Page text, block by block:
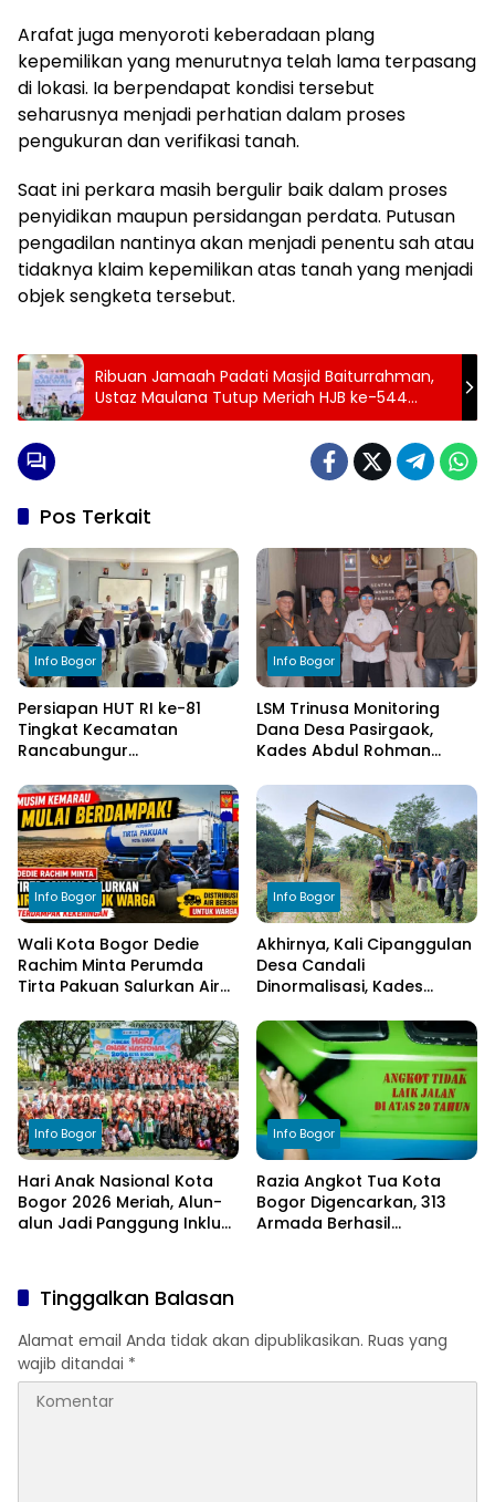
Arafat juga menyoroti keberadaan plang
kepemilikan yang menurutnya telah lama terpasang
di lokasi. Ia berpendapat kondisi tersebut
seharusnya menjadi perhatian dalam proses
pengukuran dan verifikasi tanah.
Saat ini perkara masih bergulir baik dalam proses
penyidikan maupun persidangan perdata. Putusan
pengadilan nantinya akan menjadi penentu sah atau
tidaknya klaim kepemilikan atas tanah yang menjadi
objek sengketa tersebut.
Ribuan Jamaah Padati Masjid Baiturrahman,
Ustaz Maulana Tutup Meriah HJB ke-544
Rancabungur
Pos Terkait
Info Bogor
Persiapan HUT RI ke-81
Tingkat Kecamatan
Rancabungur
Cimulang, Libatkan Seluruh
Elemen Masyarakat
Info Bogor
LSM Trinusa Monitoring
Dana Desa Pasirgaok,
Kades Abdul Rohman
Transparansi Pengelolaan
Anggaran
Info Bogor
Wali Kota Bogor Dedie
Rachim Minta Perumda
Tirta Pakuan Salurkan Air
Terdampak Kekeringan
Info Bogor
Akhirnya, Kali Cipanggulan
Desa Candali
Dinormalisasi, Kades
kepada Bupati Bogor
Info Bogor
Hari Anak Nasional Kota
Bogor 2026 Meriah, Alun-
alun Jadi Panggung Inklusi
Info Bogor
Razia Angkot Tua Kota
Bogor Digencarkan, 313
Armada Berhasil
Tinggalkan Balasan
Alamat email Anda tidak akan dipublikasikan. Ruas yang
wajib ditandai *